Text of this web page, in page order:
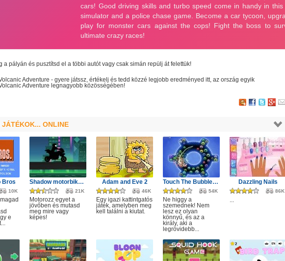
a pályán és pusztítsd el a többi autót vagy csak simán repülj át felettük!
Adventure - gyere játssz, értékelj és tedd közzé legjobb eredményed itt, az ország egyik
legnagyobb
Adventure közösségében!
JÁTÉKOK... ONLINE
Bros
10K
e
Shadow motorbike rider game
21K
Motorozz egyet a
jövőben és mutasd
meg mire vagy
képes!
Adam and Eve 2
46K
Egy igazi kattintgatós
játék, amelyben meg
kell találni a kiutat.
Touch The Bubbles 4
54K
Ne higgy a
szemednek! Nem
lesz ez olyan
könnyű, és az a
király, aki a
legrövidebb...
Dazzling Nails
86K
...